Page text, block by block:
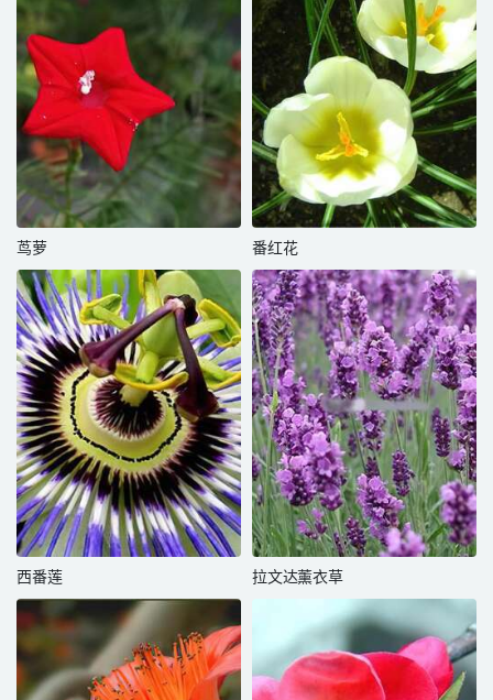
茑萝 番红花
西番莲 拉文达薰衣草